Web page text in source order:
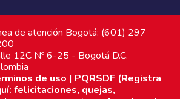
de atención Bogotá: (601) 297
12C Nº 6-25 - Bogotá D.C.
de uso | PQRSDF (Registra
felicitaciones, quejas,